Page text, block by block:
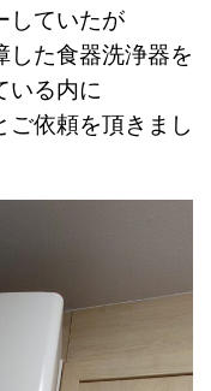
していたが
した食器洗浄器を
いる内に
ご依頼を頂きまし